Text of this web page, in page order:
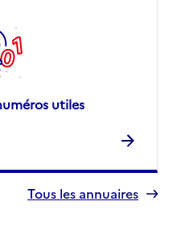
utiles
Tous les annuaires